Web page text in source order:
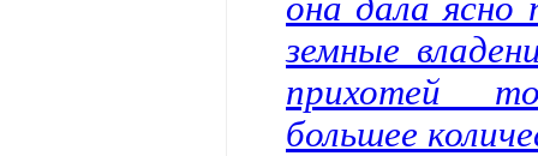
она дала ясно
земные
прихотей
большее